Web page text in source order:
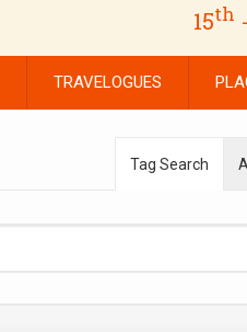
15th
TRAVELOGUES
Tag Search